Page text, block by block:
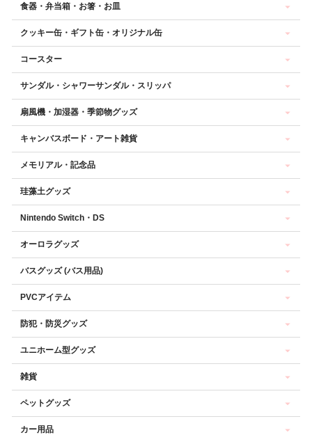
食器・弁当箱・お箸・お皿
クッキー缶・ギフト缶・オリジナル缶
コースター
サンダル・シャワーサンダル・スリッパ
扇風機・加湿器・季節物グッズ
キャンバスボード・アート雑貨
メモリアル・記念品
珪藻土グッズ
Nintendo Switch・DS
オーロラグッズ
バスグッズ (バス用品)
PVCアイテム
防犯・防災グッズ
ユニホーム型グッズ
雑貨
ペットグッズ
カー用品